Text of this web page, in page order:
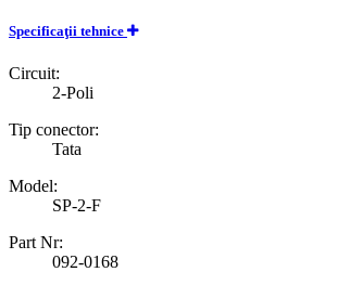
Specificaţii tehnice
Circuit:
2-Poli
Tip conector:
Tata
Model:
SP-2-F
Part Nr:
092-0168